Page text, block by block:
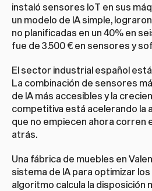
instaló sensores IoT en sus
un modelo de IA simple,
no planificadas en un 40% en
fue de 3.500 € en sensores y
El sector industrial español
La combinación de sensores
de IA más accesibles y la
competitiva está acelerando la
que no empiecen ahora corren
atrás.
Una fábrica de muebles en
sistema de IA para optimizar
algoritmo calcula la disposición